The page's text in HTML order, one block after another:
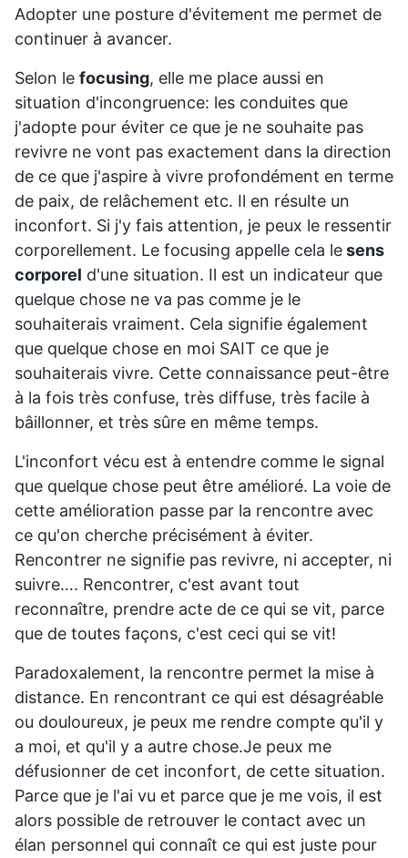
Adopter une posture d'évitement me permet de
continuer à avancer.
Selon le focusing, elle me place aussi en
situation d'incongruence: les conduites que
j'adopte pour éviter ce que je ne souhaite pas
revivre ne vont pas exactement dans la direction
de ce que j'aspire à vivre profondément en terme
de paix, de relâchement etc. Il en résulte un
inconfort. Si j'y fais attention, je peux le ressentir
corporellement. Le focusing appelle cela lesens
corporel d'une situation. Il est un indicateur que
quelque chose ne va pas comme je le
souhaiterais vraiment. Cela signifie également
que quelque chose en moi SAIT ce que je
souhaiterais vivre. Cette connaissance peut-être
à la fois très confuse, très diffuse, très facile à
bâillonner, et très sûre en même temps.
L'inconfort vécu est à entendre comme le signal
que quelque chose peut être amélioré. La voie de
cette amélioration passe par la rencontre avec
ce qu'on cherche précisément à éviter.
Rencontrer ne signifie pas revivre, ni accepter, ni
suivre…. Rencontrer, c'est avant tout
reconnaître, prendre acte de ce qui se vit, parce
que de toutes façons, c'est ceci qui se vit!
Paradoxalement, la rencontre permet la mise à
distance. En rencontrant ce qui est désagréable
ou douloureux, je peux me rendre compte qu'il y
a moi, et qu'il y a autre chose.Je peux me
défusionner de cet inconfort, de cette situation.
Parce que je l'ai vu et parce que je me vois, il est
alors possible de retrouver le contact avec un
élan personnel qui connaît ce qui est juste pour